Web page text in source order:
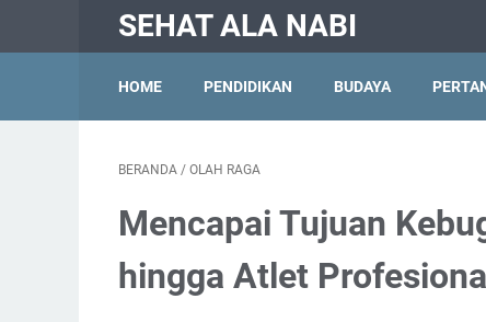
SEHAT ALA NABI
HOME PENDIDIKAN BUDAYA
BERANDA / OLAH RAGA
Mencapai Tujuan
hingga Atlet